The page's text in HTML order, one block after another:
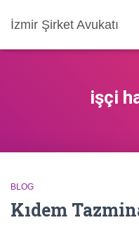
İzmir Şirket Avukatı
işçi
BLOG
Kıdem